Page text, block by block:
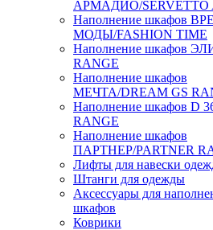
АРМАДИО/SERVETTO
Наполнение шкафов
МОДЫ/FASHION TIME
Наполнение шкафов
RANGE
Наполнение шкафов
МЕЧТА/DREAM GS
Наполнение шкафов D
RANGE
Наполнение шкафов
ПАРТНЕР/PARTNER
Лифты для навески
Штанги для одежды
Аксессуары для
шкафов
Коврики